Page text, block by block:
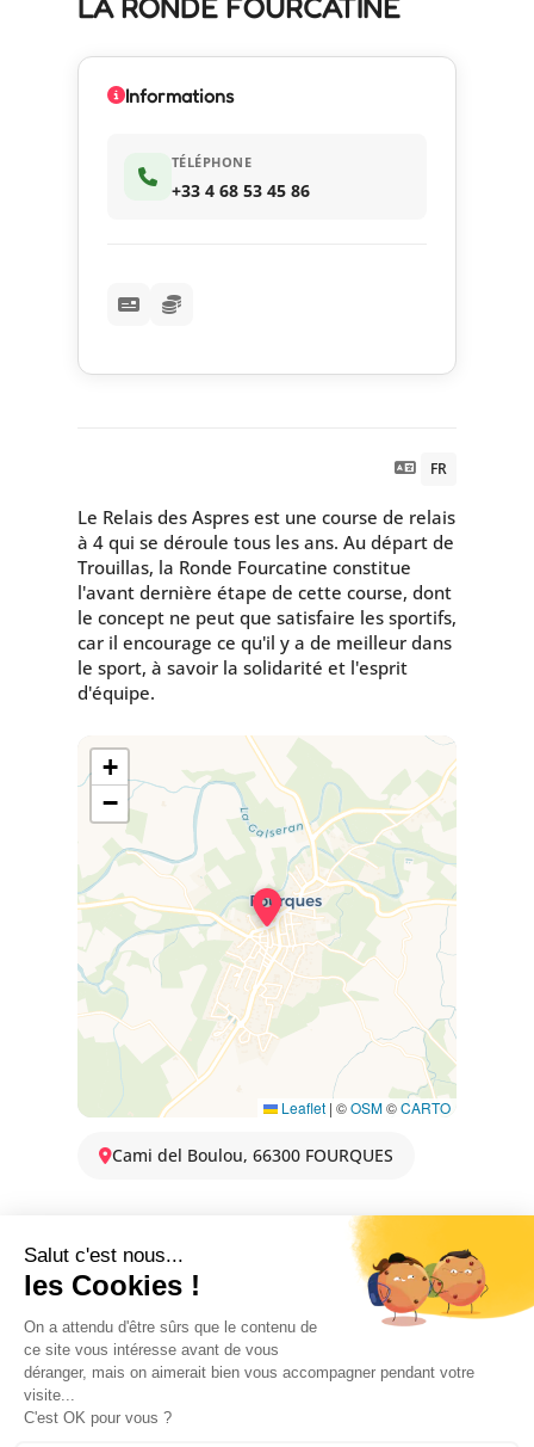
LA RONDE FOURCATINE
FR
Le Relais des Aspres est une course de relais
à 4 qui se déroule tous les ans. Au départ de
Trouillas, la Ronde Fourcatine constitue
l'avant dernière étape de cette course, dont
le concept ne peut que satisfaire les sportifs,
car il encourage ce qu'il y a de meilleur dans
le sport, à savoir la solidarité et l'esprit
d'équipe.
+
−
Leaflet | ©OSM©CARTO
Cami del Boulou, 66300 FOURQUES
Informations
TÉLÉPHONE
+33 4 68 53 45 86